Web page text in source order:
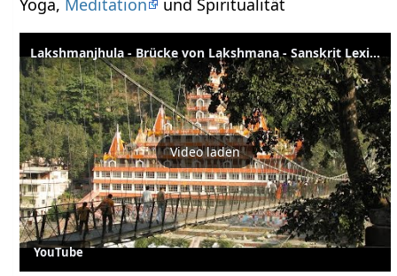
Yoga, Meditation und Spiritualität
Lakshmanjhula - Brücke von Lakshmana - Sanskrit Lexikon
Video laden
YouTube